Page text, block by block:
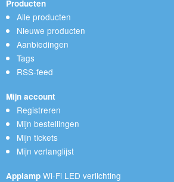
Producten
Alle producten
Nieuwe producten
Aanbiedingen
Tags
RSS-feed
Mijn account
Registreren
Mijn bestellingen
Mijn tickets
Mijn verlanglijst
Applamp Wi-Fi LED verlichting